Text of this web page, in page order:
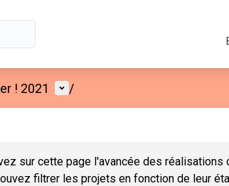
! 2021 Menu utilisateur
/
sur cette page l'avancée des réalisations
filtrer les projets en fonction de leur